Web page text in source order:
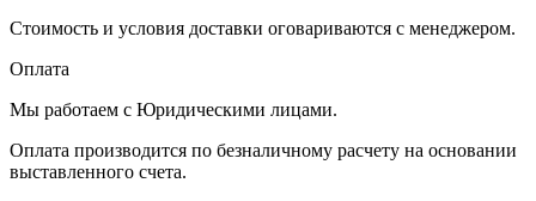
Стоимость и условия доставки оговариваются с менеджером.
Оплата
Мы работаем с Юридическими лицами.
Оплата производится по безналичному расчету на основании
выставленного счета.